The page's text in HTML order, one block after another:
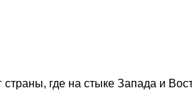
где на стыке Запада и